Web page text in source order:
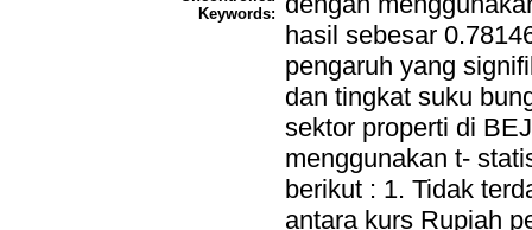
Keywords:
hasil sebesar
pengaruh yang
dan tingkat suku
sektor properti di
menggunakan t-
berikut : 1. Tidak
antara kurs Rupiah